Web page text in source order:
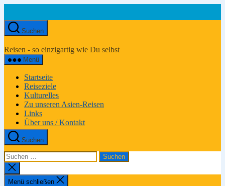
springen
Suchen
Reiseportal
Reisen - so einzigartig wie Du selbst
Menü
Startseite
Reiseziele
Kulturelles
Zu unseren Asien-Reisen
Links
Über uns / Kontakt
Suchen
Suchen
nach:
Suche
schließen
Menü schließen